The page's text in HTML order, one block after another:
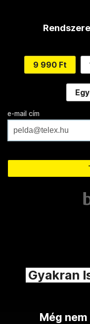
9 990 Ft
e-mail cím
Gyakran
Még